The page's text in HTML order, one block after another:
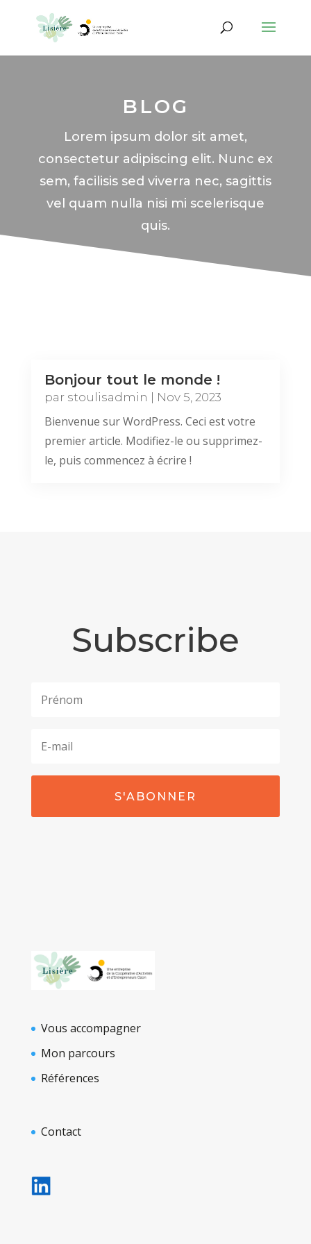
BLOG
Lorem ipsum dolor sit amet,
consectetur adipiscing elit. Nunc ex
sem, facilisis sed viverra nec, sagittis
vel quam nulla nisi mi scelerisque
quis.
Bonjour tout le monde !
par stoulisadmin | Nov 5, 2023
Bienvenue sur WordPress. Ceci est votre
premier article. Modifiez-le ou supprimez-
le, puis commencez à écrire !
Subscribe
S'ABONNER
Vous accompagner
Mon parcours
Références
Contact